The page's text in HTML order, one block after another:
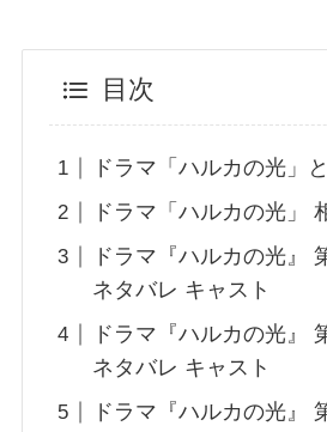
目次
ドラマ「ハルカの光」
ドラマ「ハルカの光」
ドラマ『ハルカの光』
ネタバレ キャスト
ドラマ『ハルカの光』
ネタバレ キャスト
ドラマ『ハルカの光』